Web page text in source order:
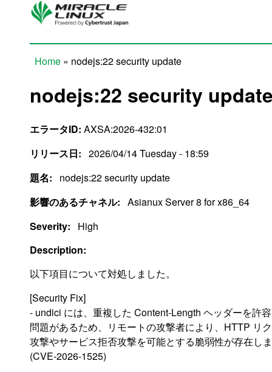
Skip to main content
Home » nodejs:22 security update
nodejs:22 security
エラータID: AXSA:2026-432:01
リリース日: 2026/04/14 Tuesday - 18:59
題名:
nodejs:22 security update
影響のあるチャネル: Asianux Server 8 for x86_64
Severity:
High
Description:
以下項目について対処しました。
[Security Fix]
- undici には、重複した Content-Length ヘッダーを許
問題があるため、リモートの攻撃者により、HTTP リ
攻撃やサービス拒否攻撃を可能とする脆弱性が存在し
(CVE-2026-1525)